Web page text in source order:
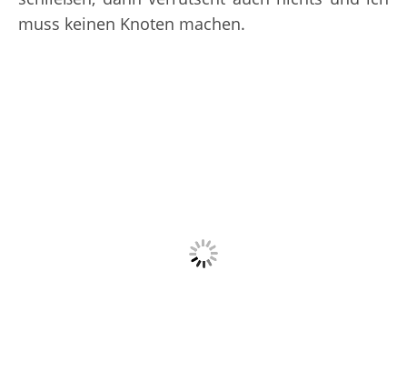
muss keinen Knoten machen.